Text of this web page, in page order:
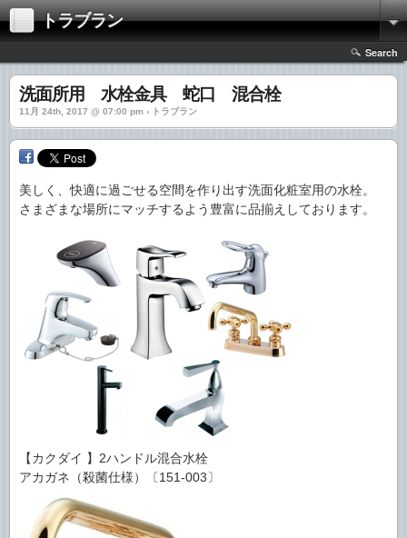
トラブラン
Search
洗面所用 水栓金具 蛇口 混合栓
11月 24th, 2017 @ 07:00 pm › トラブラン
美しく、快適に過ごせる空間を作り出す洗面化粧室用の水栓。
さまざまな場所にマッチするよう豊富に品揃えしております。
【カクダイ 】2ハンドル混合水栓
アカガネ（殺菌仕様）〔151-003〕